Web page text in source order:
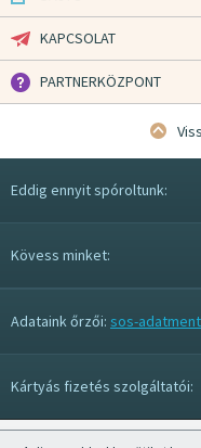
KAPCSOLAT
PARTNERKÖZPONT
Eddig ennyit spóroltunk:
Kövess minket:
Adataink őrzői: sos-
Kártyás fizetés szolgáltatói: